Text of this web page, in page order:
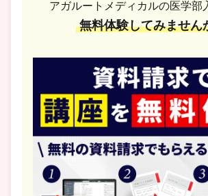
アガルートメディカルの医学部
無料体験してみません